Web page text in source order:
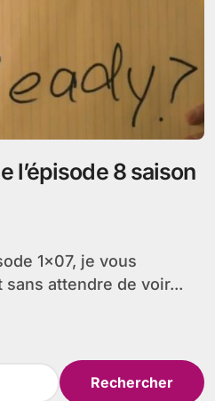
l’épisode 8 saison
sans attendre de voir...